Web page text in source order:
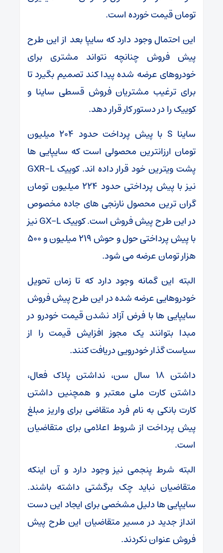
تومان قیمت خورده است.
این احتمال وجود دارد که سایپا بعد از این طرح
پیش فروش چنانچه نتواند مشتری برای
خودروهای عرضه شده پیدا کند تصمیم بگیرد تا
برای ترغیب مشتریان فروش قسطی ساینا و
کوییک را در دستور کار قرار دهد.
ساینا S با پیش پرداخت حدود ۲۰۴ میلیون
تومان ارزانترین محصولی است که سایپایی ها
پشت ویترین خود قرار داده اند. کوییک GXR-L
نیز با پیش پرداختی حدود ۲۲۴ میلیون تومان
گران ترین محصول نارنجی های جاده مخصوص
در این طرح پیش فروش است. کوییک GX-L نیز
با پیش پرداختی حول و حوش ۲۱۹ میلیون و ۵۰۰
هزار تومان عرضه می شود.
البته این گمانه وجود دارد که تا زمان تحویل
خودروهایی عرضه شده در این طرح پیش فروش
سایپایی ها با فرض آزاد نشدن قیمت خودرو در
مبدا بتوانند یک مجوز افزایش قیمت را از
سیاست گذار خودرویی دریافت کنند.
داشتن ۱۸ سال سن، نداشتن پلاک فعال،
داشتن کارت ملی معتبر و همچنین داشتن
کارت بانکی به نام فرد متقاضی برای واریز مبلغ
پیش پرداخت از شروط اعلامی برای متقاضیان
است.
البته شرط پنجمی نیز وجود دارد و آن اینکه
متقاضیان نباید چک برگشتی داشته باشند.
سایپایی ها دلیل مشخصی برای ایجاد این دست
انداز جدید در مسیر متقاضیان این طرح پیش
فروش عنوان نکردند.